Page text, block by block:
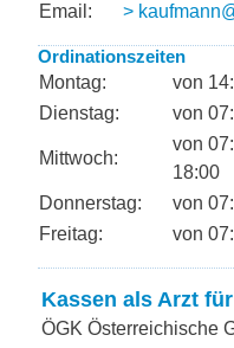
Email:
>
Ordinationszeiten
Montag:
von
Dienstag:
von
Mittwoch:
von
18:00
Donnerstag:
von
Freitag:
von
Kassen als Arzt
ÖGK Österreichische